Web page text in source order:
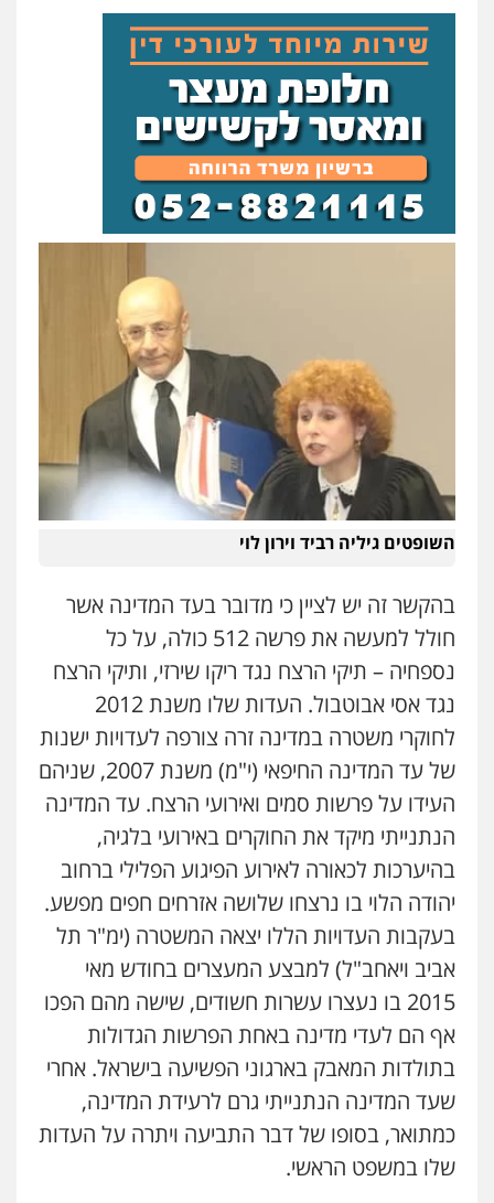
פלילי תעבורה פשיעה כלכלית
0525077716
עו"ד יניב זוסמן
פלילי כלכלי פשיעה חמורה מעצרים
וחקירות
0525199949
עו"ד אמיר נאטור
עו"ד פאדי זועבי
פלילי פשיעה חמורה סמים עורכי דין לענייני
אסירים תעבורה
0506984757
עו"ד אתנה אדרי
פשיעה חמורה כלכלי פלילי
0502181995
עו"ד גיורא זילברשטיין
פלילי פשיעה חמורה מעצרים וחקירות
0505212444
גיל פרידמן – משרד עו"ד
פלילי צווארון לבן מעצרים וחקירות מחיקת
רישום פלילי
0503366733
עורך דין פלילי רובי גלבוע
פלילי פשיעה חמורה צווארון לבן תעבורה
0505537656
חנא בולוס – משרד עורכי דין
נזיקין
0546661544
עו"ד קובי בן שעיה
פלילי צווארון לבן צבאי
0524040052
השופטים גיליה רביד וירון לוי
בהקשר זה יש לציין כי מדובר בעד המדינה אשר
חולל למעשה את פרשה 512 כולה, על כל
נספחיה – תיקי הרצח נגד ריקו שירזי, ותיקי הרצח
נגד אסי אבוטבול. העדות שלו משנת 2012
לחוקרי משטרה במדינה זרה צורפה לעדויות ישנות
של עד המדינה החיפאי (י"מ) משנת 2007, שניהם
העידו על פרשות סמים ואירועי הרצח. עד המדינה
הנתנייתי מיקד את החוקרים באירועי בלגיה,
בהיערכות לכאורה לאירוע הפיגוע הפלילי ברחוב
יהודה הלוי בו נרצחו שלושה אזרחים חפים מפשע.
בעקבות העדויות הללו יצאה המשטרה (ימ"ר תל
אביב ויאחב"ל) למבצע המעצרים בחודש מאי
2015 בו נעצרו עשרות חשודים, שישה מהם הפכו
אף הם לעדי מדינה באחת הפרשות הגדולות
בתולדות המאבק בארגוני הפשיעה בישראל. אחרי
שעד המדינה הנתנייתי גרם לרעידת המדינה,
כמתואר, בסופו של דבר התביעה ויתרה על העדות
שלו במשפט הראשי.